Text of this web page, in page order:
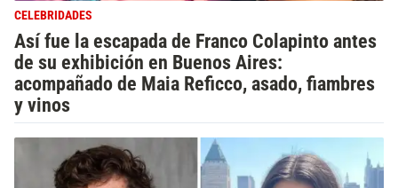
CELEBRIDADES
Así fue la escapada de Franco Colapinto antes
de su exhibición en Buenos Aires:
acompañado de Maia Reficco, asado, fiambres
y vinos